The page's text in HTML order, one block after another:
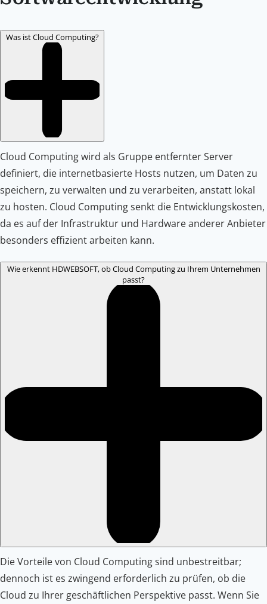
Was ist Cloud Computing?
Cloud Computing wird als Gruppe entfernter Server
definiert, die internetbasierte Hosts nutzen, um Daten zu
speichern, zu verwalten und zu verarbeiten, anstatt lokal
zu hosten. Cloud Computing senkt die Entwicklungskosten,
da es auf der Infrastruktur und Hardware anderer Anbieter
besonders effizient arbeiten kann.
Wie erkennt HDWEBSOFT, ob Cloud Computing zu Ihrem Unternehmen
passt?
Die Vorteile von Cloud Computing sind unbestreitbar;
dennoch ist es zwingend erforderlich zu prüfen, ob die
Cloud zu Ihrer geschäftlichen Perspektive passt. Wenn Sie